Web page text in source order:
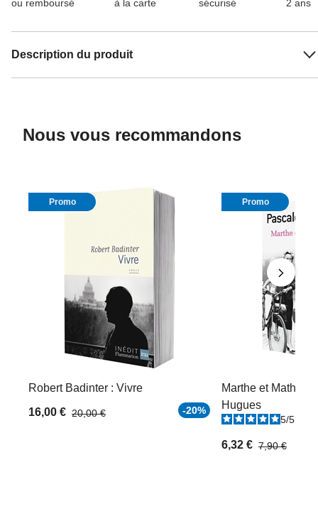
ou remboursé
à la carte
sécurisé
2 ans
Description du produit
Nous vous recommandons
Promo
Robert Badinter : Vivre
16,00 € 20,00 € -20%
Promo
Marthe et
Hugues
5/5
6,32 € 7,90 €